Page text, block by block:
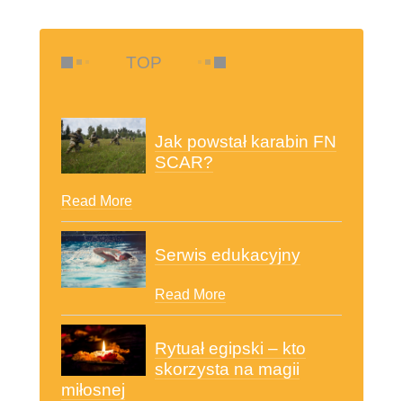
TOP
Jak powstał karabin FN
SCAR?
Read More
Serwis edukacyjny
Read More
Rytuał egipski – kto
skorzysta na magii
miłosnej